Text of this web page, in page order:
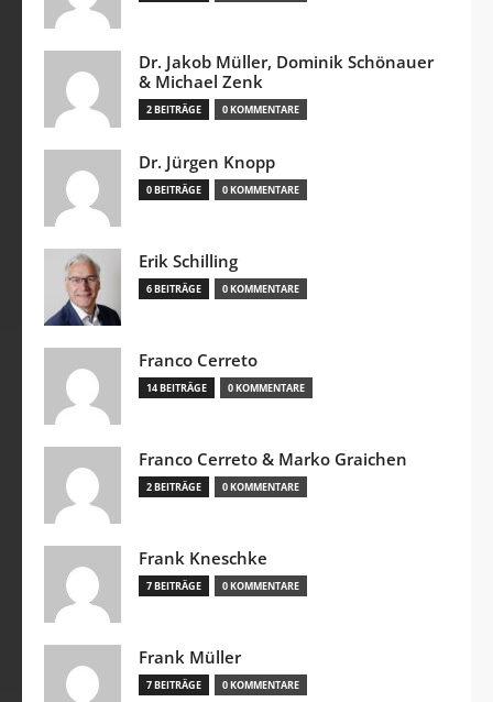
Dr. Jakob Müller, Dominik Schönauer
& Michael Zenk
2 BEITRÄGE 0 KOMMENTARE
Dr. Jürgen Knopp
0 BEITRÄGE 0 KOMMENTARE
Erik Schilling
6 BEITRÄGE 0 KOMMENTARE
Franco Cerreto
14 BEITRÄGE 0 KOMMENTARE
Franco Cerreto & Marko Graichen
2 BEITRÄGE 0 KOMMENTARE
Frank Kneschke
7 BEITRÄGE 0 KOMMENTARE
Frank Müller
7 BEITRÄGE 0 KOMMENTARE